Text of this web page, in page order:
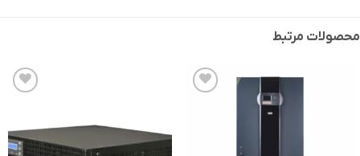
محصولات مرتبط
مندی
ها